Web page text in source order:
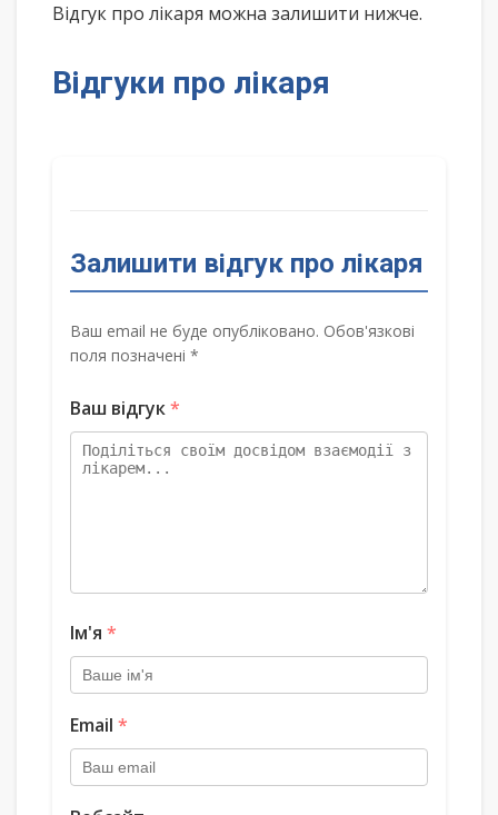
Відгук про лікаря можна залишити нижче.
Відгуки про лікаря
Залишити відгук про лікаря
Ваш email не буде опубліковано. Обов'язкові
поля позначені *
Ваш відгук*
Ім'я *
Email *